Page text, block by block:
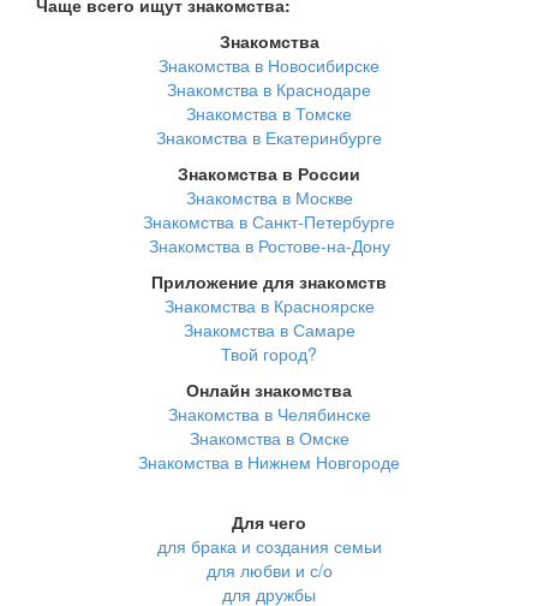
Чаще всего ищут знакомства:
Знакомства
Знакомства в Новосибирске
Знакомства в Краснодаре
Знакомства в Томске
Знакомства в Екатеринбурге
Знакомства в России
Знакомства в Москве
Знакомства в Санкт-Петербурге
Знакомства в Ростове-на-Дону
Приложение для знакомств
Знакомства в Красноярске
Знакомства в Самаре
Твой город?
Онлайн знакомства
Знакомства в Челябинске
Знакомства в Омске
Знакомства в Нижнем Новгороде
Для чего
для брака и создания семьи
для любви и с/о
для дружбы